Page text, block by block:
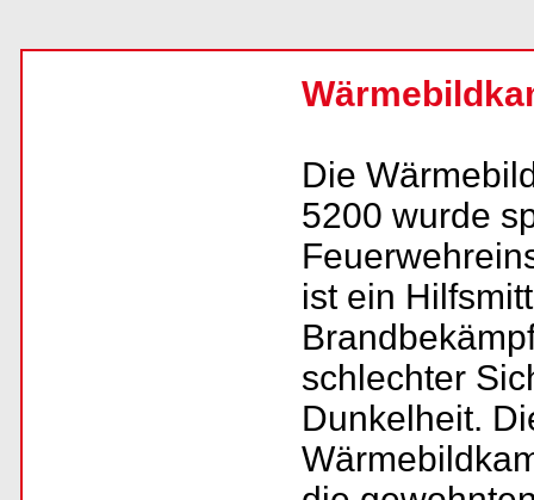
Die
5200 wurde
ist ein
schlechter
Dunkelheit.